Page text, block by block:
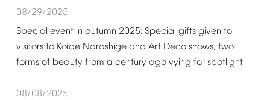
08/29/2025
Special event in autumn 2025: Special gifts given to
visitors to Koide Narashige and Art Deco shows, two
forms of beauty from a century ago vying for spotlight
08/08/2025